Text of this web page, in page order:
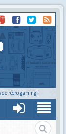
de rétro gaming !